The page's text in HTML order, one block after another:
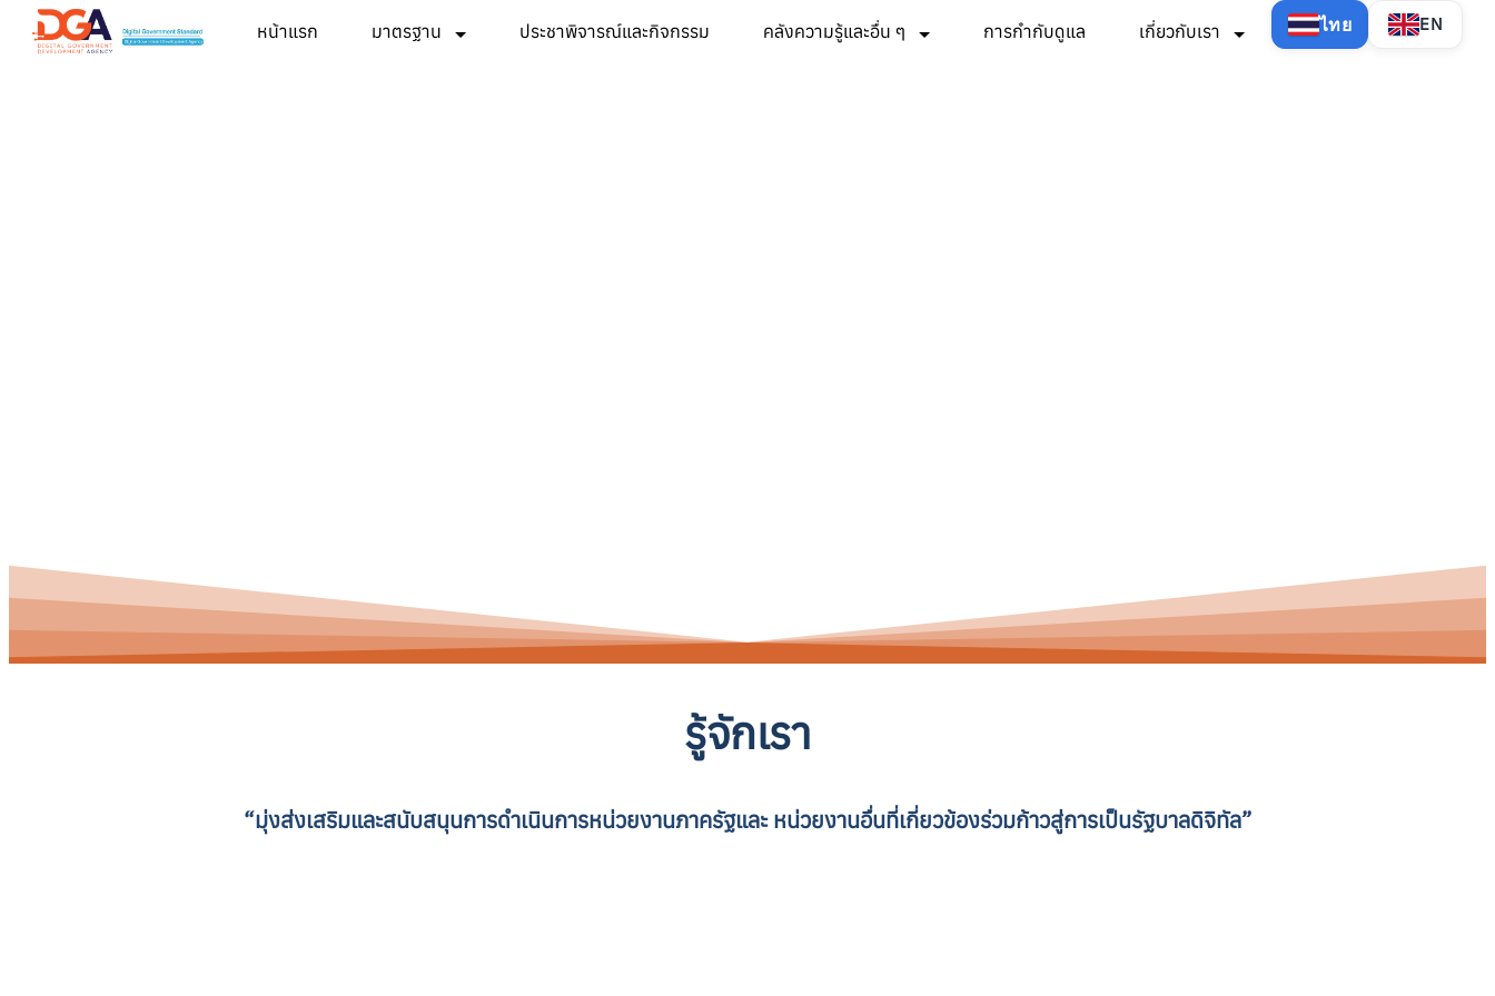
หน้าแรก มาตรฐาน ประชาพิจารณ์และกิจกรรม คลังความรู้และอื่น ๆ การกำกับดูแล เกี่ยวกับเรา ไทย EN
รู้จักเรา
“มุ่งส่งเสริมและสนับสนุนการดำเนินการหน่วยงานภาครัฐและ หน่วยงานอื่นที่เกี่ยวข้องร่วมก้าวสู่การเป็นรัฐบาลดิจิทัล”